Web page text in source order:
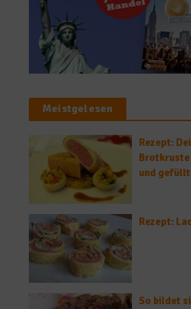
Meistgelesen
Rezept:
und
Rezept:
So bildet